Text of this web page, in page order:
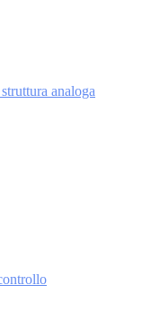
analoga